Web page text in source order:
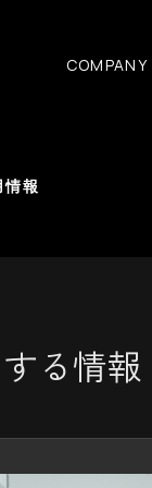
COMPANY
報
る情報